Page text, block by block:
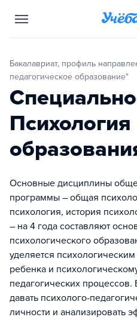
Бакалавриат, профиль направления "Психолого-
педагогическое образование"
Психология
Основные дисциплины
программы – общая
психология, история
– на 4 года составляют
психологического
уделяется
ребенка и
педагогических
давать психолого-
личности и анализировать